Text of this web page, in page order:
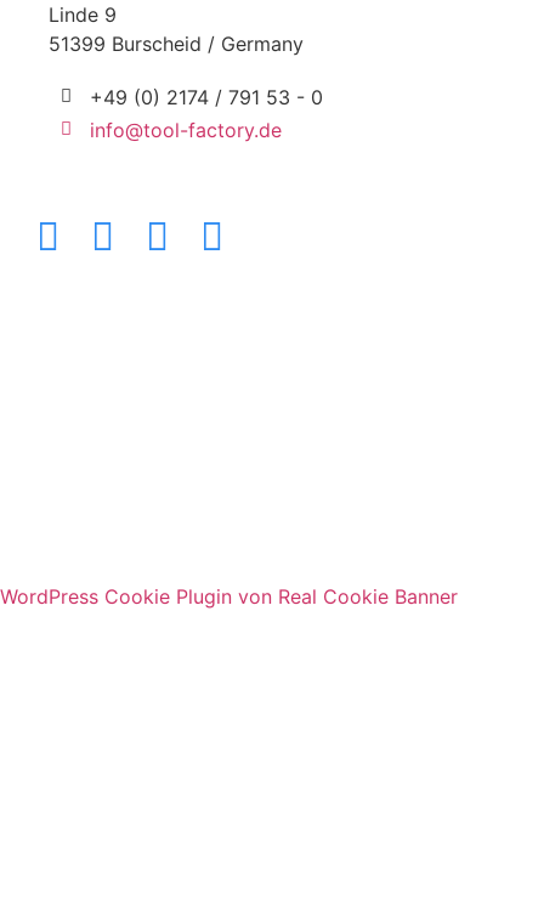
Linde 9
51399 Burscheid / Germany
+49 (0) 2174 / 791 53 - 0
info@tool-factory.de
WordPress Cookie Plugin von Real Cookie Banner